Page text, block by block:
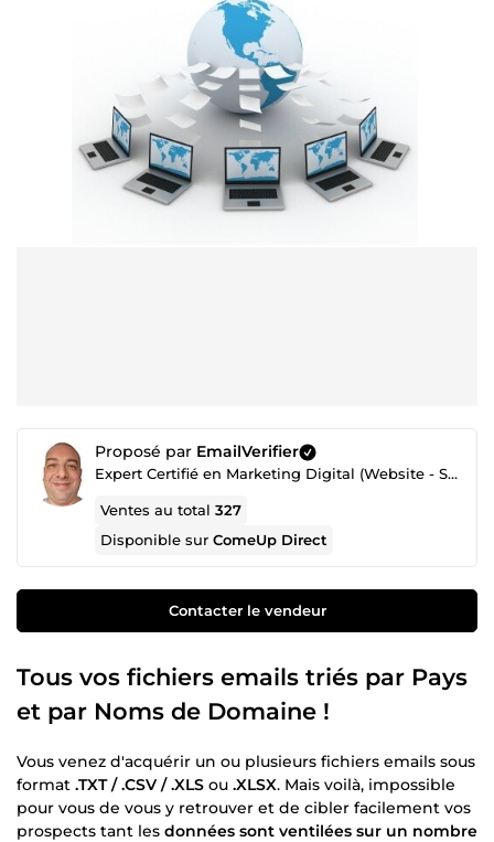
Proposé par EmailVerifier
Expert Certifié en Marketing Digital (Website - SEO - Netlinking - Création de Traffic - Emailing)
Ventes au total327
Disponible surComeUp Direct
Contacter le vendeur
Tous vos fichiers emails triés par Pays
et par Noms de Domaine !
Vous venez d'acquérir un ou plusieurs fichiers emails sous
format .TXT / .CSV / .XLS ou .XLSX. Mais voilà, impossible
pour vous de vous y retrouver et de cibler facilement vos
prospects tant les données sont ventilées sur un nombre